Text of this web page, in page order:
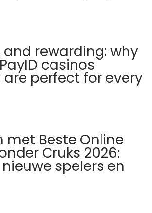
and rewarding: why
casinos
perfect for every
met Beste Online
Cruks 2026:
spelers en